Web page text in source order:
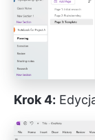
Krok 4: